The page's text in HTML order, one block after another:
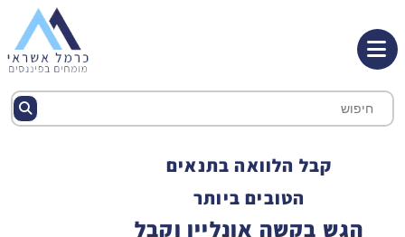
קבל הלוואה בתנאים
הטובים ביותר
הגש בקשה אונליין וקבל